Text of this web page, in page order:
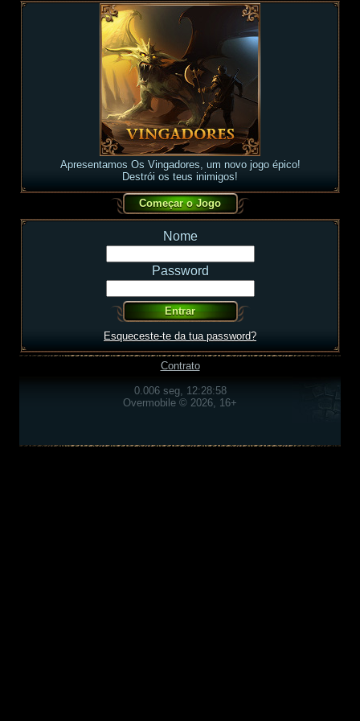
Apresentamos Os Vingadores, um novo jogo épico!
Destrói os teus inimigos!
Nome
Password
Esqueceste-te da tua password?
Contrato
0.006 seg, 12:28:58
Overmobile © 2026, 16+